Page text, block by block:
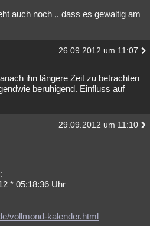
auch noch ,. dass es gewaltig am
26.09.2012 um 11:07
ihn längere Zeit zu betrachten
beruhigend. Einfluss auf
29.09.2012 um 11:10
* 05:18:36 Uhr
vollmond-kalender.html